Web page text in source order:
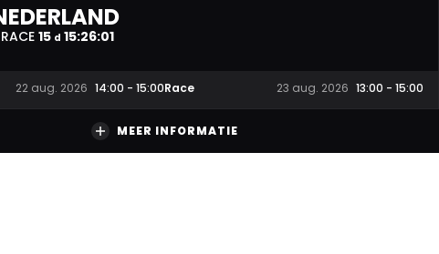
15 d 15:26:01
22 aug. 2026 14:00 - 15:00Race 23 aug. 2026 13:00 - 15:00
MEER INFORMATIE